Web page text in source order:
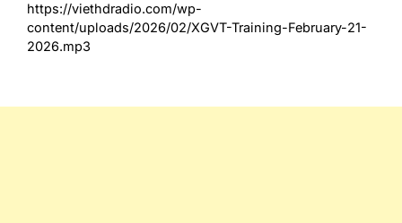
https://viethdradio.com/wp-
content/uploads/2026/02/XGVT-Training-February-21-
2026.mp3